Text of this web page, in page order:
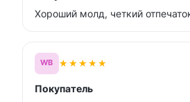
Хороший молд, четкий
WB ★★★★★
Покупатель